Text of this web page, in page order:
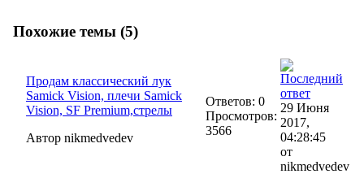
Похожие темы (5)
Продам классический лук
Samick Vision, плечи Samick
Vision, SF Premium,стрелы
Автор nikmedvedev
Ответов: 0
Просмотров:
3566
29 Июня
2017,
04:28:45
от
nikmedvedev